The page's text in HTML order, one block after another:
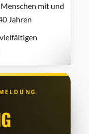
mit und
Jahren